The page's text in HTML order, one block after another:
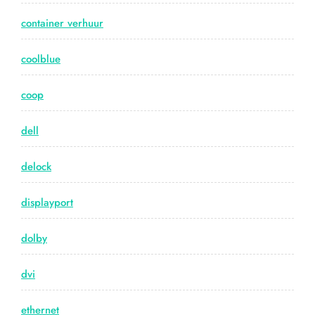
container verhuur
coolblue
coop
dell
delock
displayport
dolby
dvi
ethernet